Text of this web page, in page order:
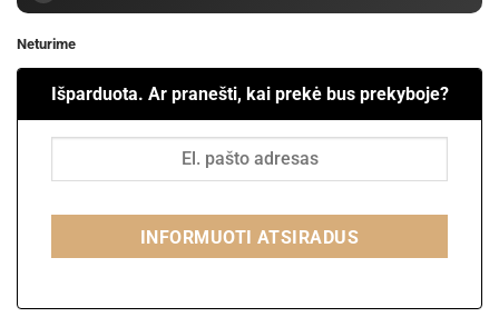
Neturime
Išparduota. Ar pranešti, kai prekė bus prekyboje?
INFORMUOTI ATSIRADUS